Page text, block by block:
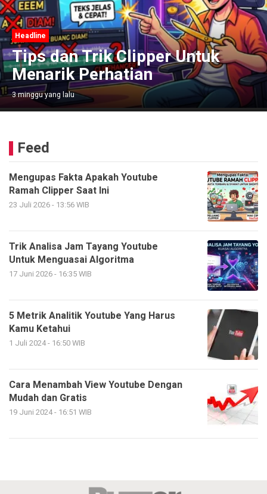
Headline
Tips dan Trik Clipper Untuk
Menarik Perhatian
3 minggu yang lalu
Feed
Mengupas Fakta Apakah Youtube
Ramah Clipper Saat Ini
23 Juli 2026 - 13:56 WIB
Trik Analisa Jam Tayang Youtube
Untuk Menguasai Algoritma
17 Juni 2026 - 16:35 WIB
5 Metrik Analitik Youtube Yang Harus
Kamu Ketahui
1 Juli 2024 - 16:50 WIB
Cara Menambah View Youtube Dengan
Mudah dan Gratis
19 Juni 2024 - 16:51 WIB